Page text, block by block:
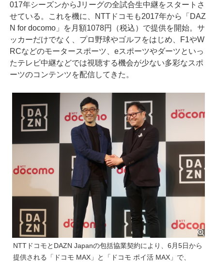
017年シーズンからJリーグの全試合生中継をスタートさ
せている。これを機に、NTTドコモも2017年から「DAZ
N for docomo」を月額1078円（税込）で提供を開始。サ
ッカーだけでなく、プロ野球やゴルフをはじめ、F1やW
RCなどのモータースポーツ、eスポーツやダーツといっ
たテレビ中継などでは視聴する機会が少ない多彩なスポ
ーツのコンテンツを配信してきた。
NTTドコモとDAZN Japanの包括協業契約により、6月5日から
提供される「ドコモ MAX」と「ドコモ ポイ活 MAX」で、